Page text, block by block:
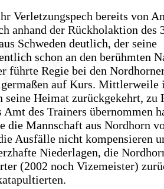
Verletzungspech bereits von
anhand der Rückholaktion des
Schweden deutlich, der seine
schon an den berühmten
führte Regie bei den
auf Kurs. Mittlerweile
seine Heimat zurückgekehrt, zu
Amt des Trainers übernommen
die Mannschaft aus Nordhorn
Ausfälle nicht kompensieren
Niederlagen, die
(2002 noch Vizemeister)